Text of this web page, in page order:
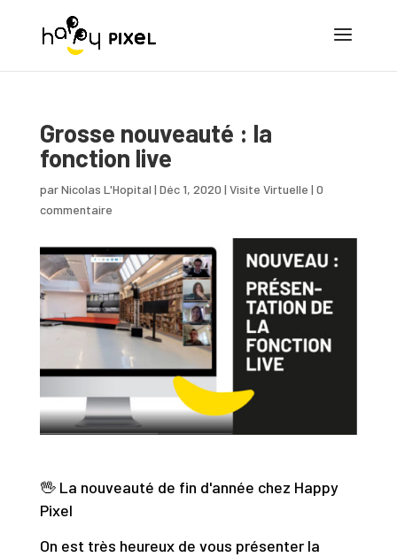
Grosse nouveauté : la
fonction live
parNicolas L'Hopital | Déc 1, 2020 | Visite Virtuelle | 0
commentaire
🖖 La nouveauté de fin d'année chez Happy
Pixel
On est très heureux de vous présenter la